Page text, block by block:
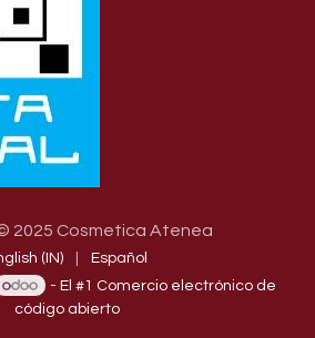
2025 Cosmetica Atenea
(IN)
Español
- El #1 Comercio electrónico de
código abierto